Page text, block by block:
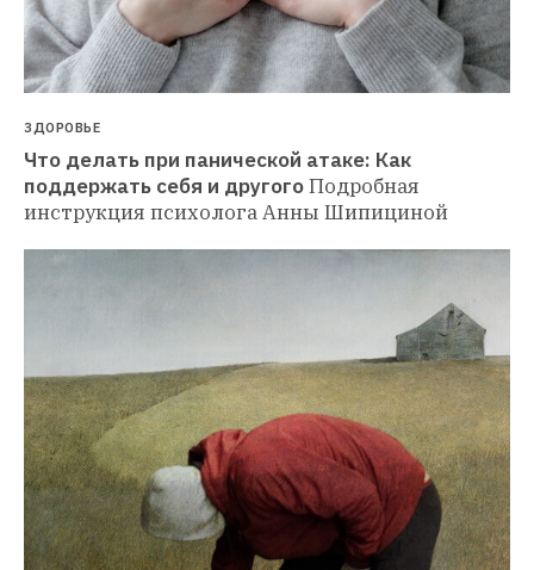
ЗДОРОВЬЕ
Что делать при панической атаке: Как
поддержать себя и другогоПодробная
инструкция психолога Анны Шипициной